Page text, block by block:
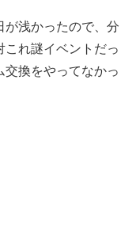
浅かったので、分
れ謎イベントだっ
換をやってなかっ